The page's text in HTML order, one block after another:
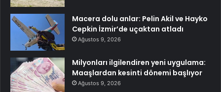
Macera dolu anlar: Pelin Akil ve Hayko
Cepkin İzmir’de uçaktan atladı
Ağustos 9, 2026
Milyonları ilgilendiren yeni uygulama:
Maaşlardan kesinti dönemi başlıyor
Ağustos 9, 2026